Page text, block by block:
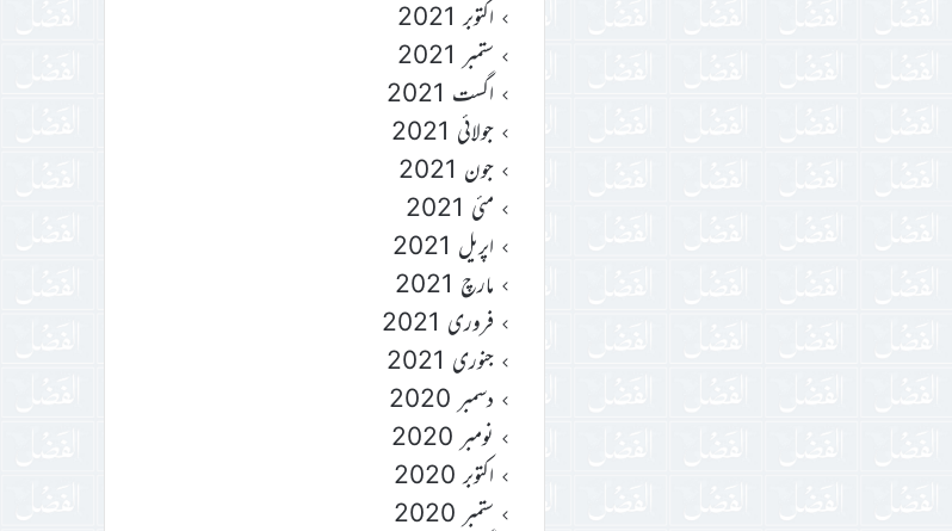
اکتوبر 2021
ستمبر 2021
اگست 2021
جولائی 2021
جون 2021
مئی 2021
اپریل 2021
مارچ 2021
فروری 2021
جنوری 2021
دسمبر 2020
نومبر 2020
اکتوبر 2020
ستمبر 2020